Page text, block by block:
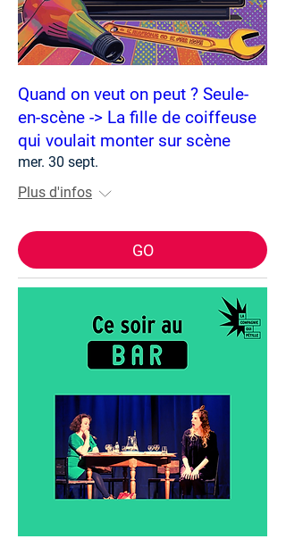
Quand on veut on peut ? Seule-
en-scène -> La fille de coiffeuse
qui voulait monter sur scène
mer. 30 sept.
Plus d'infos
GO